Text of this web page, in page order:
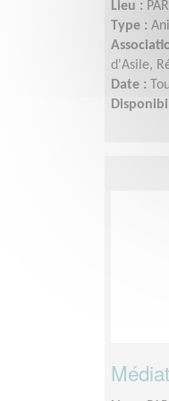
Lieu :
Type :
d'Asile,
Date :